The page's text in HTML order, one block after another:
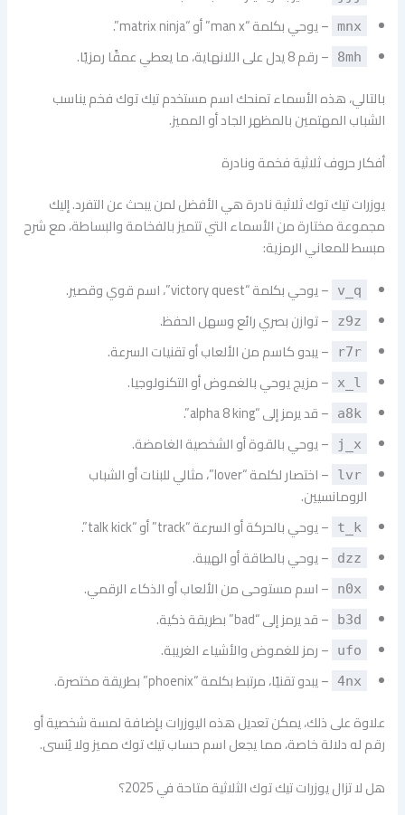
mnx – يوحي بكلمة “man x” أو “matrix ninja”.
8mh
– رقم 8 يدل على اللانهاية، ما يعطي عمقًا رمزيًا.
بالتالي، هذه الأسماء تمنحك اسم مستخدم تيك توك فخم يناسب
الشباب المهتمين بالمظهر الجاد أو المميز.
أفكار حروف ثلاثية فخمة ونادرة
يوزرات تيك توك ثلاثية نادرة هي الأفضل لمن يبحث عن التفرد. إليك
مجموعة مختارة من الأسماء التي تتميز بالفخامة والبساطة، مع شرح
مبسط للمعاني الرمزية:
v_q – يوحي بكلمة “victory quest”، اسم قوي وقصير.
z9z – توازن بصري رائع وسهل الحفظ.
r7r – يبدو كاسم من الألعاب أو تقنيات السرعة.
x_l – مزيج يوحي بالغموض أو التكنولوجيا.
a8k – قد يرمز إلى “alpha 8 king”.
j_x – يوحي بالقوة أو الشخصية الغامضة.
lvr
– اختصار لكلمة “lover”، مثالي للبنات أو الشباب
الرومانسيين.
t_k – يوحي بالحركة أو السرعة “track” أو “talk kick”.
dzz – يوحي بالطاقة أو الهيبة.
n0x – اسم مستوحى من الألعاب أو الذكاء الرقمي.
b3d – قد يرمز إلى “bad” بطريقة ذكية.
ufo – رمز للغموض والأشياء الغريبة.
4nx – يبدو تقنيًا، مرتبط بكلمة “phoenix” بطريقة مختصرة.
علاوة على ذلك، يمكن تعديل هذه اليوزرات بإضافة لمسة شخصية أو
رقم له دلالة خاصة، مما يجعل اسم حساب تيك توك مميز ولا يُنسى.
هل لا تزال يوزرات تيك توك الثلاثية متاحة في 2025؟